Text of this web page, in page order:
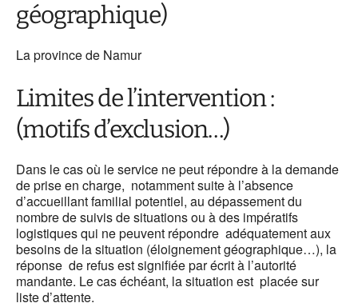
géographique)
La province de Namur
Limites de l’intervention :
(motifs d’exclusion…)
Dans le cas où le service ne peut répondre à la demande
de prise en charge, notamment suite à l’absence
d’accueillant familial potentiel, au dépassement du
nombre de suivis de situations ou à des impératifs
logistiques qui ne peuvent répondre adéquatement aux
besoins de la situation (éloignement géographique…), la
réponse de refus est signifiée par écrit à l’autorité
mandante. Le cas échéant, la situation est placée sur
liste d’attente.